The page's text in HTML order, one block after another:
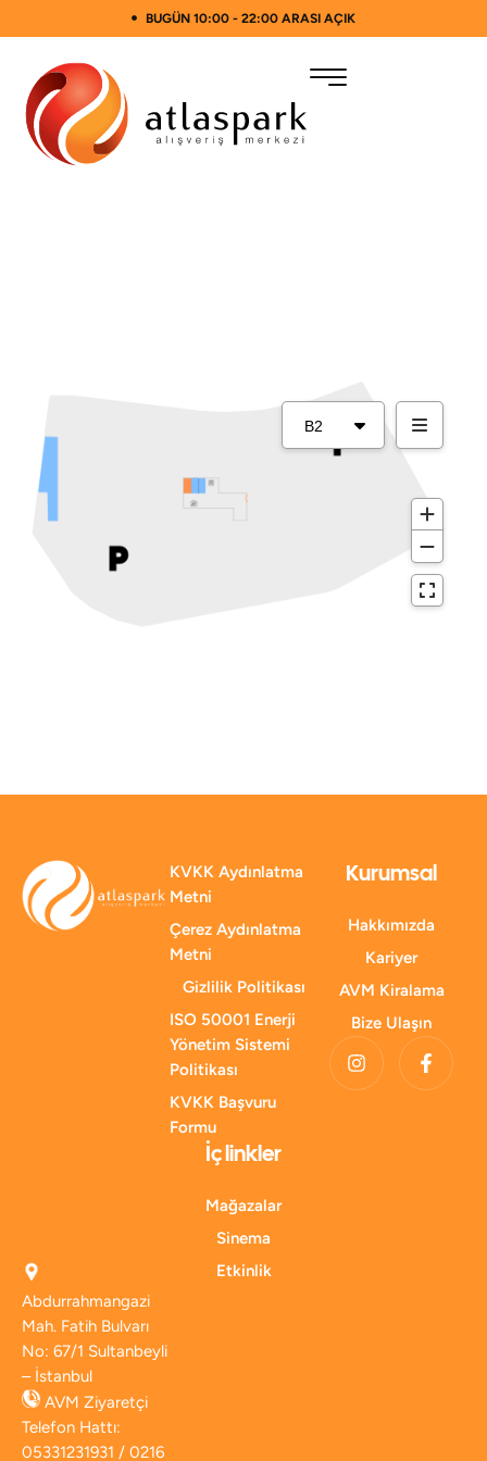
BUGÜN 10:00 - 22:00 ARASI AÇIK
Abdurrahmangazi
Mah. Fatih Bulvarı
No: 67/1 Sultanbeyli
– İstanbul
AVM Ziyaretçi
Telefon Hattı:
05331231931 / 0216
KVKK Aydınlatma
Metni
Çerez Aydınlatma
Metni
Gizlilik Politikası
ISO 50001 Enerji
Yönetim Sistemi
Politikası
KVKK Başvuru
Formu
İç linkler
Mağazalar
Sinema
Etkinlik
Kurumsal
Hakkımızda
Kariyer
AVM Kiralama
Bize Ulaşın